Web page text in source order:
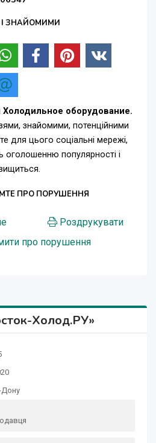
І ЗНАЙОМИМИ
Холодильное оборудование.
знайомими, потенційними
для цього соціальні мережі,
популярності і
ПРО ПОРУШЕННЯ
Роздрукувати
про порушення
Холод.РУ»
Дону